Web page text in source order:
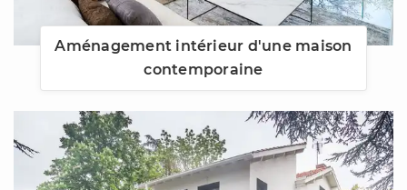
Aménagement intérieur d'une maison
contemporaine